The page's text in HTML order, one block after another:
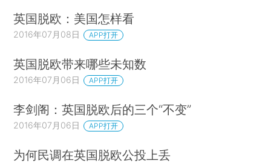
英国脱欧：美国怎样看
2016年07月08日 APP打开
英国脱欧带来哪些未知数
2016年07月06日 APP打开
李剑阁：英国脱欧后的三个“不变”
2016年07月06日 APP打开
为何民调在英国脱欧公投上丢